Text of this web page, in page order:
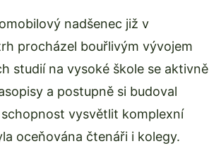
nadšenec již v
procházel bouřlivým vývojem
studií na vysoké škole se aktivně
a postupně si budoval
vysvětlit komplexní
oceňována čtenáři i kolegy.